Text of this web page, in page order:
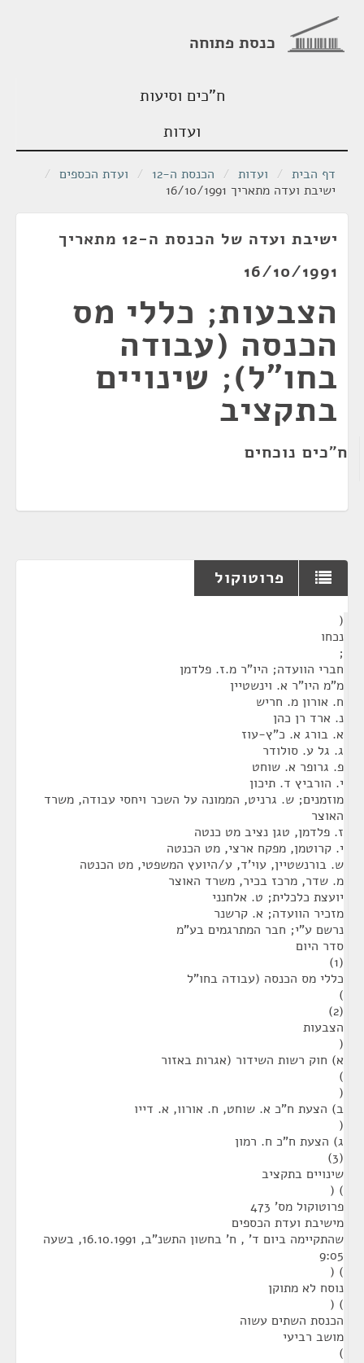
כנסת פתוחה
ח"כים וסיעות
ועדות
דף הבית / ועדות / הכנסת ה-12 / ועדת הכספים /
ישיבת ועדה מתאריך 16/10/1991
ישיבת ועדה של הכנסת ה-12 מתאריך
16/10/1991
הצבעות; כללי מס
הכנסה (עבודה
בחו"ל); שינויים
בתקציב
ח"כים נוכחים
פרוטוקול
(
נכחו
;
חברי הוועדה; היו"ר מ.ז. פלדמן
מ"מ היו"ר א. וינשטיין
ח. אורון מ. חריש
נ. ארד רן כהן
א. בורג א. כ"ץ-עוז
ג. גל ע. סולודר
פ. גרופר א. שוחט
י. הורביץ ד. תיכון
מוזמנים; ש. גרניט, הממונה על השכר ויחסי עבודה, משרד
האוצר
ז. פלדמן, טגן נציב מט כנטה
י. קרוטמן, מפקח ארצי, מט הכנטה
ש. בורנשטיין, עוי'ד, ע/היועץ המשפטי, מט הכנטה
מ. שדר, מרכז בכיר, משרד האוצר
יועצת כלכלית; ט. אלחנני
מזכיר הוועדה; א. קרשנר
נרשם ע"י; חבר המתרגמים בע"מ
סדר היום
(1)
כללי מס הכנסה (עבודה בחו"ל
)
(2)
הצבעות
(
א) חוק רשות השידור (אגרות באזור
)
(
ב) הצעת ח"כ א. שוחט, ח. אורוו, א. דייו
(
ג) הצעת ח"כ ח. רמון
(3)
שינויים בתקציב
) (
פרוטוקול מס' 473
מישיבת ועדת הכספים
שהתקיימה ביום ד' , ח' בחשון התשנ"ב, 16.10.1991, בשעה
9:05
) (
נוסח לא מתוקן
) (
הכנסת השתים עשוה
מושב רביעי
)